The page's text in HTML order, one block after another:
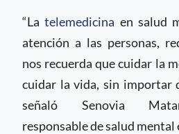
“Latelemedicina en salud
atención a las personas,
nos recuerda que cuidar la
cuidar la vida, sin importar
señaló Senovia
responsable de salud mental